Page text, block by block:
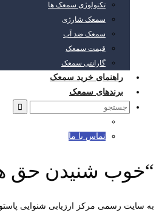
تکنولوژی سمعک ها
سمعک شارژی
سمعک ضد آب
قیمت سمعک
گارانتی سمعک
راهنمای خرید سمعک
برندهای سمعک
Search
تماس با ما
“خوب شنیدن حق
به سایت رسمی مرکز ارزیابی شنوایی